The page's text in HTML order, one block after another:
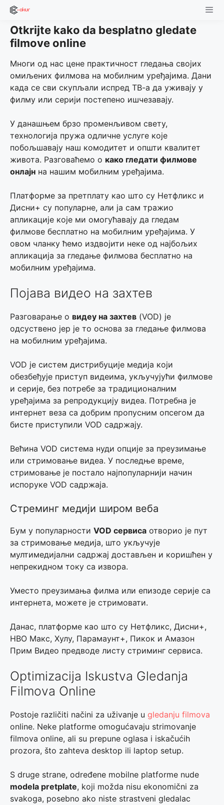
Skip
content
Otkrijte kako da besplatno gledate
filmove online
Многи од нас цене практичност гледања својих
омиљених филмова на мобилним уређајима. Дани
када се сви скупљали испред ТВ-а да уживају у
филму или серији постепено ишчезавају.
У данашњем брзо променљивом свету,
технологија пружа одличне услуге које
побољшавају наш комодитет и општи квалитет
живота. Разговаћемо о како гледати филмове
онлајн на нашим мобилним уређајима.
Платформе за претплату као што су Нетфликс и
Дисни+ су популарне, али ја сам тражио
апликације које ми омогућавају да гледам
филмове бесплатно на мобилним уређајима. У
овом чланку ћемо издвојити неке од најбољих
апликација за гледање филмова бесплатно на
мобилним уређајима.
Појава видео на захтев
Разговарање о видеу на захтев (VOD) је
одсуствено јер је то основа за гледање филмова
на мобилним уређајима.
VOD је систем дистрибуције медија који
обезбеђује приступ видеима, укључујући филмове
и серије, без потребе за традиционалним
уређајима за репродукцију видеа. Потребна је
интернет веза са добрим пропусним опсегом да
бисте приступили VOD садржају.
Већина VOD система нуди опције за преузимање
или стримовање видеа. У последње време,
стримовање је постало најпопуларнији начин
испоруке VOD садржаја.
Стреминг медији широм веба
Бум у популарности VOD сервиса отворио је пут
за стримовање медија, што укључује
мултимедијални садржај достављен и коришћен у
непрекидном току са извора.
Уместо преузимања филма или епизоде серије са
интернета, можете је стримовати.
Данас, платформе као што су Нетфликс, Дисни+,
HBO Макс, Хулу, Парамаунт+, Пикок и Амазон
Прим Видео предводе листу стриминг сервиса.
Optimizacija Iskustva Gledanja
Filmova Online
Postoje različiti načini za uživanje u gledanju filmova
online. Neke platforme omogućavaju strimovanje
filmova online, ali su prepune oglasa i iskačućih
prozora, što zahteva desktop ili laptop setup.
S druge strane, određene mobilne platforme nude
modela pretplate, koji možda nisu ekonomični za
svakoga, posebno ako niste strastveni gledalac